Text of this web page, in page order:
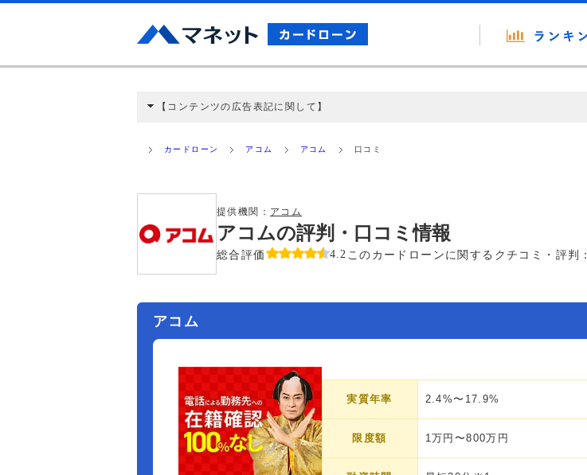
【コンテンツの広告表記に関して】
ミ収集などに基づき、公平性を担保した情報提供を行っています。
カードローン アコム アコム 口コミ
提供機関： アコム
アコムの評判・口コミ情報
総合評価 4.2 このカードローンに関するクチコミ・評判：
アコム
実質年率 2.4%〜17.9%
限度額 1万円〜800万円